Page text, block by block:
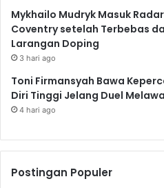
Mykhailo Mudryk Masuk Radar
Coventry setelah Terbebas
Larangan Doping
3 hari ago
Toni Firmansyah Bawa
Diri Tinggi Jelang Duel
4 hari ago
Postingan Populer